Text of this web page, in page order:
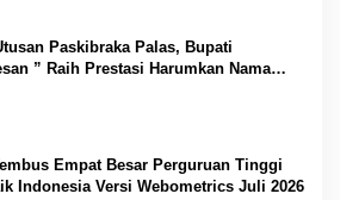
Paskibraka Palas, Bupati
” Raih Prestasi Harumkan Nama
Empat Besar Perguruan Tinggi
Indonesia Versi Webometrics Juli 2026